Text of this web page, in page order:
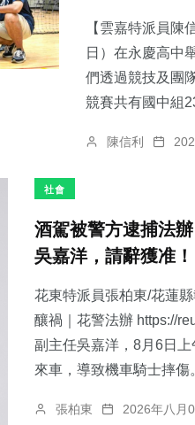
【雲嘉特派員陳
日）在永慶高中
們透過競技及團
競賽共有國中組
陳信利
社會
酒駕被警方逮捕法
吳嘉洋，請辭獲准！
花東特派員張柏東/花蓮
釀禍｜花警法辦 https://
副主任吳嘉洋，8月6日
來車，導致機車騎士摔傷
張柏東 2026年八月
21+
宗教